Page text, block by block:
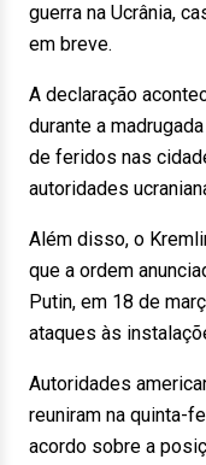
guerra na Ucrânia,
em breve.
A declaração
durante a
de feridos nas
autoridades
Além disso, o
que a ordem
Putin, em 18 de
ataques às
Autoridades
reuniram na quinta-
acordo sobre a